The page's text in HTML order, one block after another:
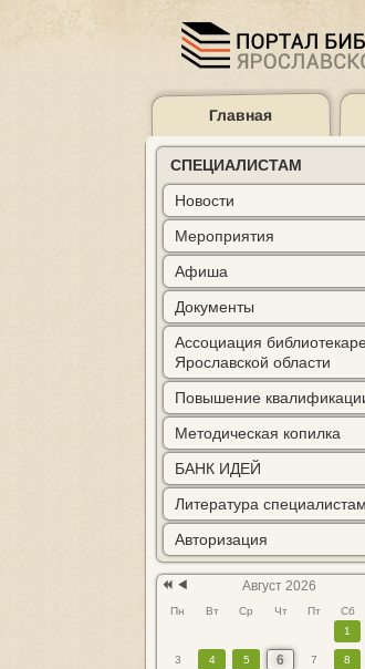
Главная
Медиагалерея
СПЕЦИАЛИСТАМ
Новости
Мероприятия
Афиша
Документы
Ассоциация
Ярославской области
Повышение
Методическая копилка
БАНК ИДЕЙ
Литература специалистам
Авторизация
Предыдущий
Предыдущий
месяц
Август 2026
Пн Вт Ср Чт Пт Сб
1
3 4 5 6 7 8